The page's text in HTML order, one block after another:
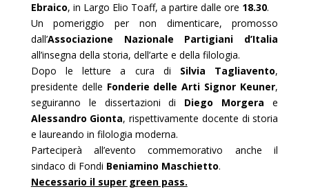
Ebraico, in Largo Elio Toaff, a partire dalle ore 18.30.
Un pomeriggio per non dimenticare, promosso
dall’Associazione Nazionale Partigiani d’Italia
all’insegna della storia, dell’arte e della filologia.
Dopo le letture a cura di Silvia Tagliavento,
presidente delle Fonderie delle Arti Signor Keuner,
seguiranno le dissertazioni di Diego Morgera e
Alessandro Gionta, rispettivamente docente di storia
e laureando in filologia moderna.
Parteciperà all’evento commemorativo anche il
sindaco di Fondi Beniamino Maschietto.
Necessario il super green pass.